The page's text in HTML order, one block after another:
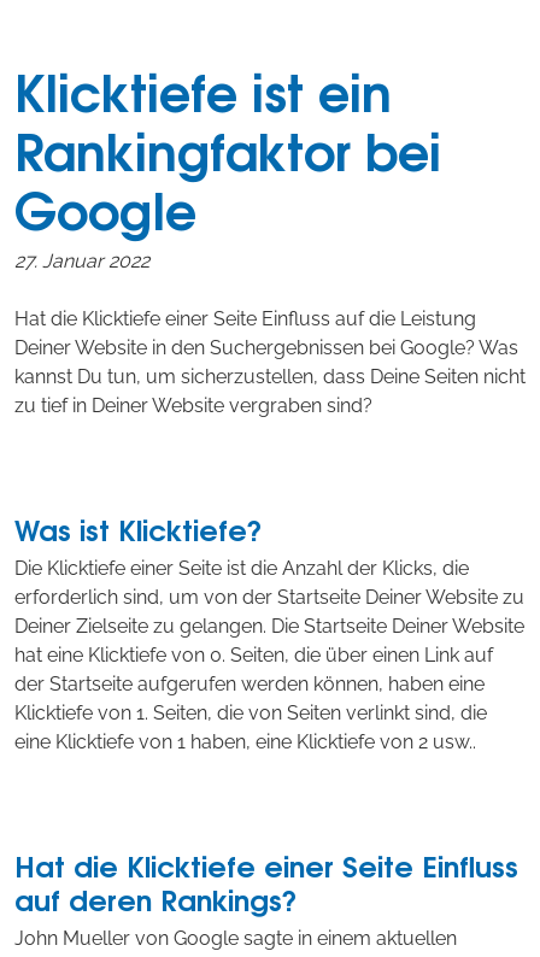
Klicktiefe ist ein
Rankingfaktor bei
Google
27. Januar 2022
Hat die Klicktiefe einer Seite Einfluss auf die Leistung
Deiner Website in den Suchergebnissen bei Google? Was
kannst Du tun, um sicherzustellen, dass Deine Seiten nicht
zu tief in Deiner Website vergraben sind?
Was ist Klicktiefe?
Die Klicktiefe einer Seite ist die Anzahl der Klicks, die
erforderlich sind, um von der Startseite Deiner Website zu
Deiner Zielseite zu gelangen. Die Startseite Deiner Website
hat eine Klicktiefe von 0. Seiten, die über einen Link auf
der Startseite aufgerufen werden können, haben eine
Klicktiefe von 1. Seiten, die von Seiten verlinkt sind, die
eine Klicktiefe von 1 haben, eine Klicktiefe von 2 usw..
Hat die Klicktiefe einer Seite Einfluss
auf deren Rankings?
John Mueller von Google sagte in einem aktuellen